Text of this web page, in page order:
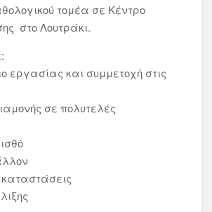
τομέα σε Κέντρο
στο Λουτράκι.
εργασίας και συμμετοχή στις
σε πολυτελές